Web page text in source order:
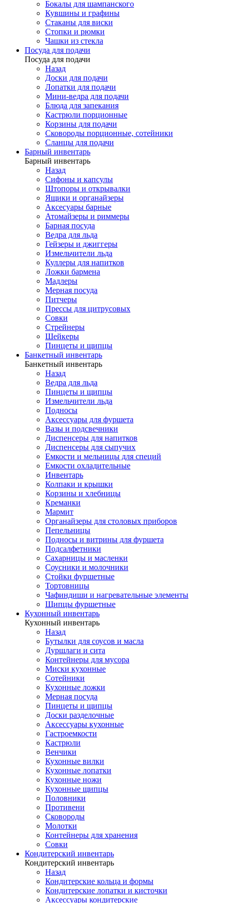
Бокалы для шампанского
Кувшины и графины
Стаканы для виски
Стопки и рюмки
Чашки из стекла
Посуда для подачи
Посуда для подачи
Назад
Доски для подачи
Лопатки для подачи
Мини-ведра для подачи
Блюда для запекания
Кастрюли порционные
Корзины для подачи
Сковороды порционные, сотейники
Сланцы для подачи
Барный инвентарь
Барный инвентарь
Назад
Сифоны и капсулы
Штопоры и открывалки
Ящики и органайзеры
Аксесуары барные
Атомайзеры и риммеры
Барная посуда
Ведра для льда
Гейзеры и джиггеры
Измельчители льда
Куллеры для напитков
Ложки бармена
Мадлеры
Мерная посуда
Питчеры
Прессы для цитрусовых
Совки
Стрейнеры
Шейкеры
Пинцеты и щипцы
Банкетный инвентарь
Банкетный инвентарь
Назад
Ведра для льда
Пинцеты и щипцы
Измельчители льда
Подносы
Аксессуары для фуршета
Вазы и подсвечники
Диспенсеры для напитков
Диспенсеры для сыпучих
Емкости и мельницы для специй
Емкости охладительные
Инвентарь
Колпаки и крышки
Корзины и хлебницы
Креманки
Мармит
Органайзеры для столовых приборов
Пепельницы
Подносы и витрины для фуршета
Подсалфетники
Сахарницы и масленки
Соусники и молочники
Стойки фуршетные
Тортовницы
Чафиндиши и нагревательные элементы
Щипцы фуршетные
Кухонный инвентарь
Кухонный инвентарь
Назад
Бутылки для соусов и масла
Дуршлаги и сита
Контейнеры для мусора
Миски кухонные
Сотейники
Кухонные ложки
Мерная посуда
Пинцеты и щипцы
Доски разделочные
Аксессуары кухонные
Гастроемкости
Кастрюли
Венчики
Кухонные вилки
Кухонные лопатки
Кухонные ножи
Кухонные щипцы
Половники
Противени
Сковороды
Молотки
Контейнеры для хранения
Совки
Кондитерский инвентарь
Кондитерский инвентарь
Назад
Кондитерские кольца и формы
Кондитерские лопатки и кисточки
Аксессуары кондитерские